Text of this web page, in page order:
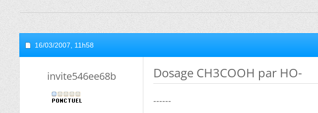
16/03/2007, 11h58
invite546ee68b Dosage CH3COOH par HO-
------